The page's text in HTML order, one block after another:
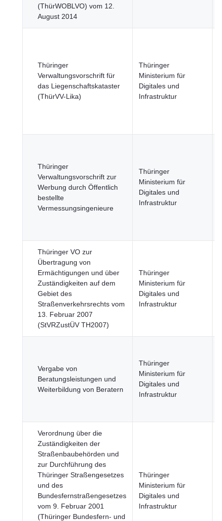
(ThürWOBLVO) vom 12.
August 2014
Thüringer
Verwaltungsvorschrift für
das Liegenschaftskataster
(ThürVV-Lika)
Thüringer
Ministerium für
Digitales und
Infrastruktur
Thüringer
Verwaltungsvorschrift zur
Werbung durch Öffentlich
bestellte
Vermessungsingenieure
Thüringer
Ministerium für
Digitales und
Infrastruktur
Thüringer VO zur
Übertragung von
Ermächtigungen und über
Zuständigkeiten auf dem
Gebiet des
Straßenverkehrsrechts vom
13. Februar 2007
(StVRZustÜV TH2007)
Thüringer
Ministerium für
Digitales und
Infrastruktur
Vergabe von
Beratungsleistungen und
Weiterbildung von Beratern
Thüringer
Ministerium für
Digitales und
Infrastruktur
Verordnung über die
Zuständigkeiten der
Straßenbaubehörden und
zur Durchführung des
Thüringer Straßengesetzes
und des
Bundesfernstraßengesetzes
vom 9. Februar 2001
(Thüringer Bundesfern- und
Thüringer
Ministerium für
Digitales und
Infrastruktur